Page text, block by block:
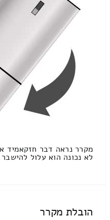
מקרר נראה דבר חזקאמיד
לא נכונה הוא עלול
הובלת מקרר